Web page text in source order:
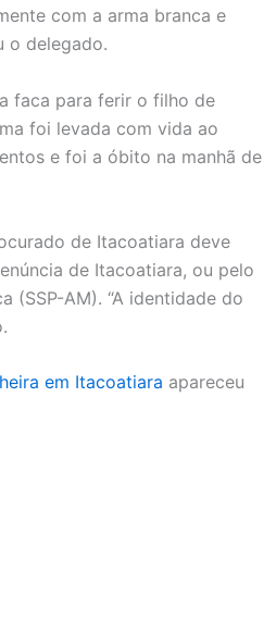
com a arma branca e
o delegado.
faca para ferir o filho de
foi levada com vida ao
e foi a óbito na manhã de
de Itacoatiara deve
de Itacoatiara, ou pelo
(SSP-AM). “A identidade do
em Itacoatiara apareceu